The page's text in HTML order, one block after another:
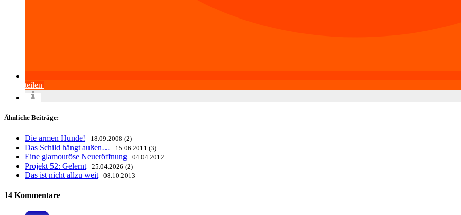
teilen
Ähnliche Beiträge:
Die armen Hunde! 18.09.2008 (2)
Das Schild hängt außen… 15.06.2011 (3)
Eine glamouröse Neueröffnung 04.04.2012
Projekt 52: Gelernt 25.04.2026 (2)
Das ist nicht allzu weit 08.10.2013
14 Kommentare